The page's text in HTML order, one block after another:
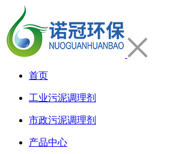
首页
工业污泥调理剂
市政污泥调理剂
产品中心